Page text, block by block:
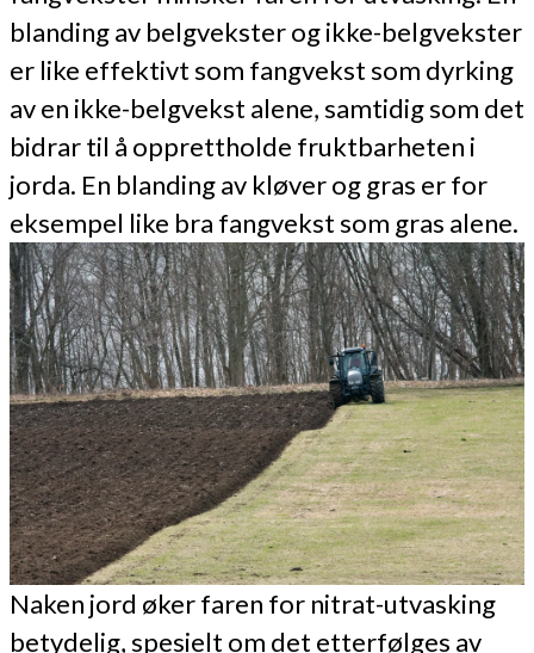
blanding av belgvekster og ikke-belgvekster
er like effektivt som fangvekst som dyrking
av en ikke-belgvekst alene, samtidig som det
bidrar til å opprettholde fruktbarheten i
jorda. En blanding av kløver og gras er for
eksempel like bra fangvekst som gras alene.
Naken jord øker faren for nitrat-utvasking
betydelig, spesielt om det etterfølges av